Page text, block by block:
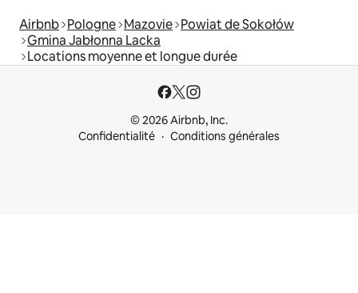
Airbnb Pologne Mazovie Powiat de Sokołów
Gmina Jabłonna Lacka
Locations moyenne et longue durée
© 2026 Airbnb, Inc.
Confidentialité
Conditions générales